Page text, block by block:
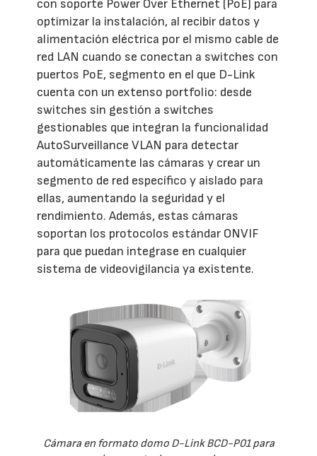
con soporte Power Over Ethernet (PoE) para
optimizar la instalación, al recibir datos y
alimentación eléctrica por el mismo cable de
red LAN cuando se conectan a switches con
puertos PoE, segmento en el que D-Link
cuenta con un extenso portfolio: desde
switches sin gestión a switches
gestionables que integran la funcionalidad
AutoSurveillance VLAN para detectar
automáticamente las cámaras y crear un
segmento de red específico y aislado para
ellas, aumentando la seguridad y el
rendimiento. Además, estas cámaras
soportan los protocolos estándar ONVIF
para que puedan integrase en cualquier
sistema de videovigilancia ya existente.
Cámara en formato domo D-Link BCD-P01 para